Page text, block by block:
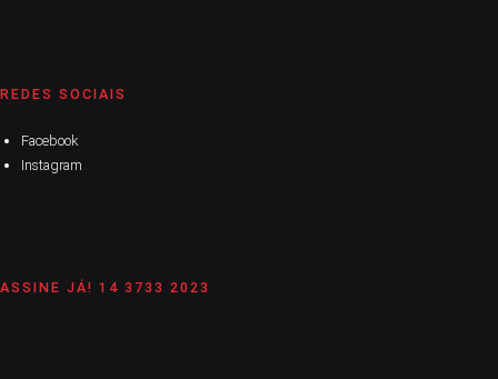
REDES SOCIAIS
Facebook
Instagram
ASSINE JÁ! 14 3733 2023